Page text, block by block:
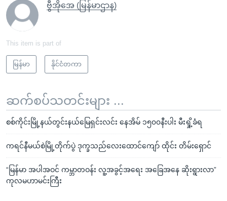
ဗွီအိုအေ (မြန်မာဌာန)
This item is part of
မြန်မာ နိုင်ငံတကာ
ဆက်စပ်သတင်းများ ...
စစ်ကိုင်းမြို့နယ်တွင်းနယ်မြေရှင်းလင်း နေအိမ် ၁၅၀၀နီးပါး မီးရှို့ခံရ
ကရင်နီမယ်စဲမြို့တိုက်ပွဲ ဒုက္ခသည်လေးထောင်ကျော် ထိုင်း တိမ်းရှောင်
“မြန်မာ အပါအဝင် ကမ္ဘာတဝန်း လူ့အခွင့်အရေး အခြေအနေ ဆိုးရွားလာ”
ကုလမဟာမင်းကြီး